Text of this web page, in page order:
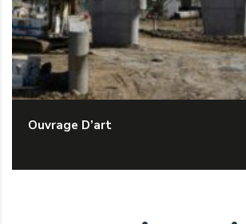
Ouvrage D’art